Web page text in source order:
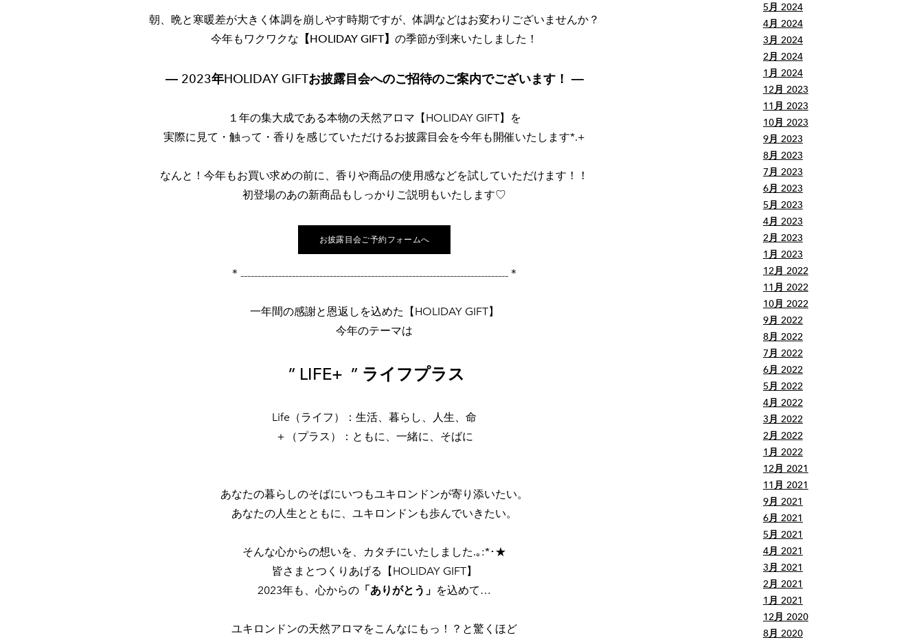
朝、晩と寒暖差が大きく体調を崩しやす時期ですが、体調などはお変わりございませんか？
今年もワクワクな 【HOLIDAY GIFT】 の季節が到来いたしました！
― 2023年HOLIDAY GIFTお披露目会へのご招待のご案内でございます！ ―
１年の集大成である本物の天然アロマ【HOLIDAY GIFT】を
実際に見て・触って・香りを感じていただけるお披露目会を今年も開催いたします*.+
なんと！今年もお買い求めの前に、香りや商品の使用感などを試していただけます！！
初登場のあの新商品もしっかりご説明もいたします♡
お披露目会ご予約フォームへ
＊₋₋₋₋₋₋₋₋₋₋₋₋₋₋₋₋₋₋₋₋₋₋₋₋₋₋₋₋₋₋₋₋₋₋₋₋₋₋₋₋₋₋₋₋₋₋₋₋₋₋₋₋₋₋₋₋₋₋₋₋₋₋₋₋₋₋₋₋₋₋₋₋₋₋₋₋₋₋＊
一年間の感謝と恩返しを込めた【HOLIDAY GIFT】
今年のテーマは
” LIFE+ ” ライフプラス
Life（ライフ）：生活、暮らし、人生、命
＋（プラス）：ともに、一緒に、そばに
あなたの暮らしのそばにいつもユキロンドンが寄り添いたい。
あなたの人生とともに、ユキロンドンも歩んでいきたい。
そんな心からの想いを、カタチにいたしました.｡:*･★
皆さまとつくりあげる【HOLIDAY GIFT】
2023年も、心からの 「ありがとう」 を込めて…
ユキロンドンの天然アロマをこんなにもっ！？と驚くほど
5月 2024
4月 2024
3月 2024
2月 2024
1月 2024
12月 2023
11月 2023
10月 2023
9月 2023
8月 2023
7月 2023
6月 2023
5月 2023
4月 2023
2月 2023
1月 2023
12月 2022
11月 2022
10月 2022
9月 2022
8月 2022
7月 2022
6月 2022
5月 2022
4月 2022
3月 2022
2月 2022
1月 2022
12月 2021
11月 2021
9月 2021
6月 2021
5月 2021
4月 2021
3月 2021
2月 2021
1月 2021
12月 2020
8月 2020